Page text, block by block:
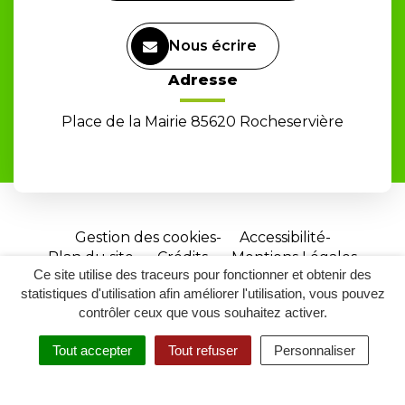
Ce site utilise des traceurs pour fonctionner et obtenir des
statistiques d'utilisation afin améliorer l'utilisation, vous pouvez
contrôler ceux que vous souhaitez activer.
Tout accepter Tout refuser Personnaliser
RECHERCHER
ACCESSIBILITÉ
Nous écrire
Adresse
Place de la Mairie 85620 Rocheservière
Gestion des cookies
Accessibilité
Plan du site
Crédits
Mentions Légales
Site
réalisé
par
Inovagora